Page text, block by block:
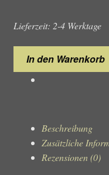
Lieferzeit: 2-4 Werktage
Guess
JUMN03208JWYGBKTU
In den Warenkorb
Beschreibung
Zusätzliche
Rezensionen (0)